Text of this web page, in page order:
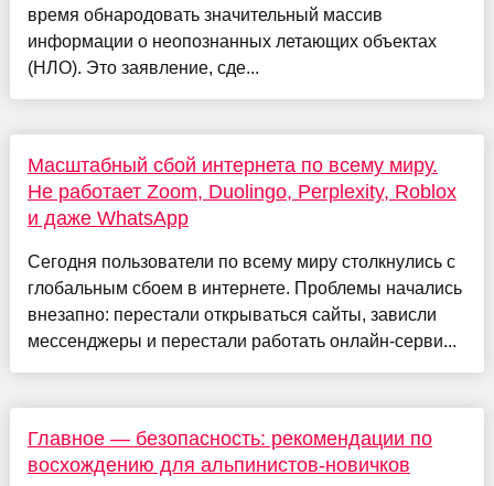
время обнародовать значительный массив
информации о неопознанных летающих объектах
(НЛО). Это заявление, сде...
Масштабный сбой интернета по всему миру.
Не работает Zoom, Duolingo, Perplexity, Roblox
и даже WhatsApp
Сегодня пользователи по всему миру столкнулись с
глобальным сбоем в интернете. Проблемы начались
внезапно: перестали открываться сайты, зависли
мессенджеры и перестали работать онлайн-серви...
Главное — безопасность: рекомендации по
восхождению для альпинистов-новичков